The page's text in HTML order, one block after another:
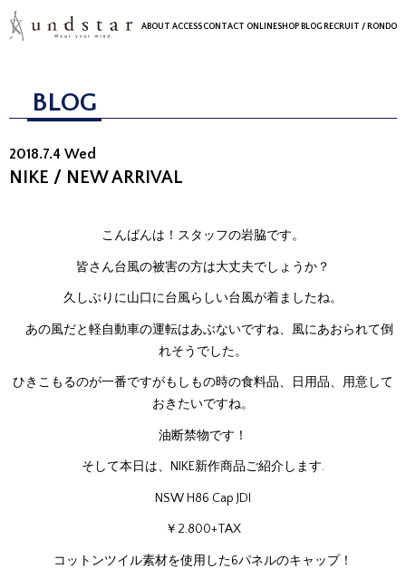
ABOUT ACCESSCONTACT ONLINESHOP BLOG RECRUIT / RONDO
BLOG
2018.7.4 Wed
NIKE / NEW ARRIVAL
こんばんは！スタッフの岩脇です。
皆さん台風の被害の方は大丈夫でしょうか？
久しぶりに山口に台風らしい台風が着ましたね。
あの風だと軽自動車の運転はあぶないですね、風にあおられて倒
れそうでした。
ひきこもるのが一番ですがもしもの時の食料品、日用品、用意して
おきたいですね。
油断禁物です！
そして本日は、NIKE新作商品ご紹介します.
NSW H86 Cap JDI
￥2.800+TAX
コットンツイル素材を使用した6パネルのキャップ！